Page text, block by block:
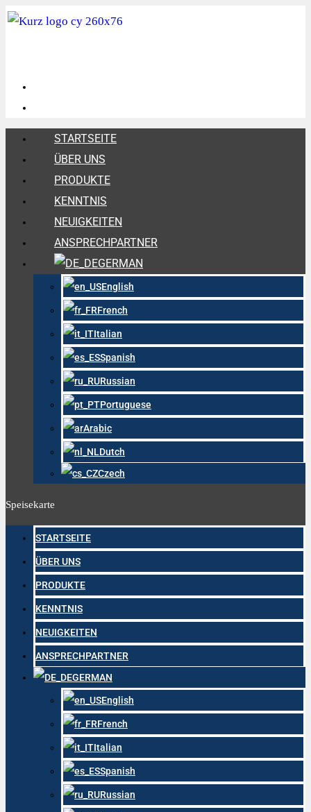
STARTSEITE
ÜBER UNS
PRODUKTE
KENNTNIS
NEUIGKEITEN
ANSPRECHPARTNER
GERMAN
English
French
Italian
Spanish
Russian
Portuguese
Arabic
Dutch
Czech
Speisekarte
STARTSEITE
ÜBER UNS
PRODUKTE
KENNTNIS
NEUIGKEITEN
ANSPRECHPARTNER
GERMAN
English
French
Italian
Spanish
Russian